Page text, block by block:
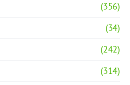
(356)
(34)
(242)
(314)